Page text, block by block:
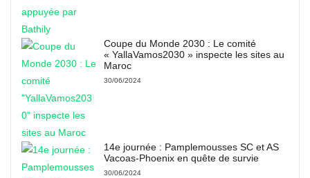
Coupe du Monde 2030 : Le comité
« YallaVamos2030 » inspecte les sites au
Maroc
30/06/2024
14e journée : Pamplemousses SC et AS
Vacoas-Phoenix en quête de survie
30/06/2024